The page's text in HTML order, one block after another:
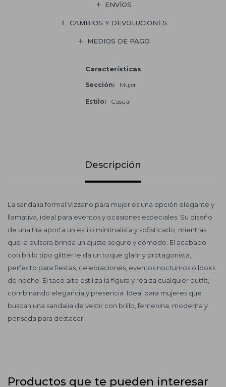
ENVÍOS
CAMBIOS Y DEVOLUCIONES
MEDIOS DE PAGO
Características
Sección Mujer
Estilo Casual
Descripción
La sandalia formal Vizzano para mujer es una opción elegante y
llamativa, ideal para eventos y ocasiones especiales. Su diseño
de una tira aporta un estilo minimalista y sofisticado, mientras
que la pulsera brinda un ajuste seguro y cómodo. El acabado
con brillo tipo glitter le da un toque glam y protagonista,
perfecto para fiestas, celebraciones, eventos nocturnos o looks
de noche. El taco alto estiliza la figura y realza cualquier outfit,
combinando elegancia y presencia. Ideal para mujeres que
buscan una sandalia de vestir con brillo, femenina, moderna y
pensada para destacar.
Productos que te pueden interesar